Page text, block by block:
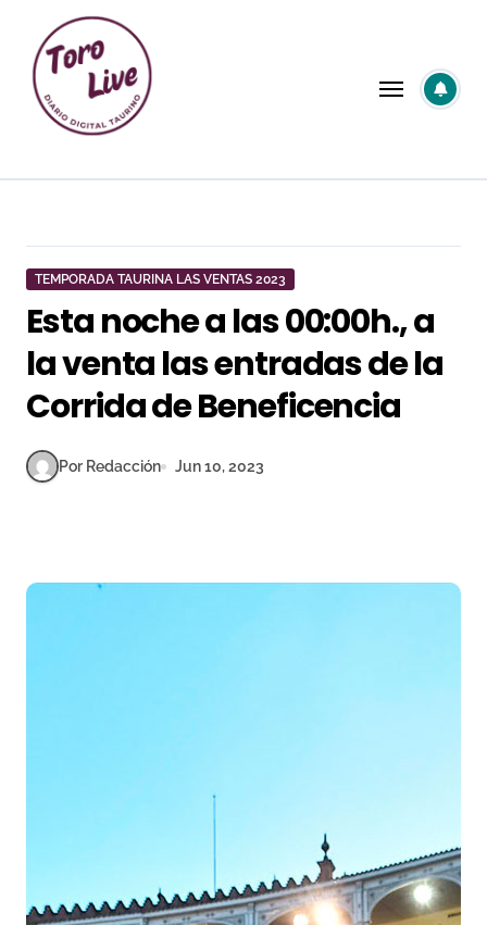
contenido
TEMPORADA TAURINA LAS VENTAS 2023
Esta noche a las 00:00h., a
la venta las entradas de la
Corrida de Beneficencia
Por Redacción Jun 10, 2023